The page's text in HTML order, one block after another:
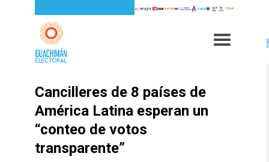
Cancilleres de 8 países de
América Latina esperan un
“conteo de votos
transparente”